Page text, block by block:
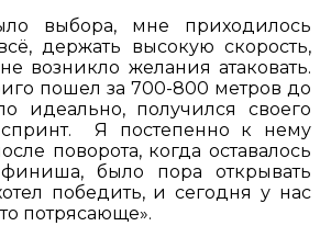
выбора, мне приходилось
держать высокую скорость,
возникло желания атаковать.
пошел за 700-800 метров до
идеально, получился своего
Я постепенно к нему
поворота, когда оставалось
было пора открывать
победить, и сегодня у нас
потрясающе».